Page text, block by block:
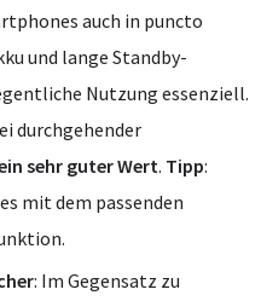
auch in puncto
und lange Standby-
Nutzung essenziell.
durchgehender
sehr guter Wert. Tipp:
mit dem passenden
: Im Gegensatz zu